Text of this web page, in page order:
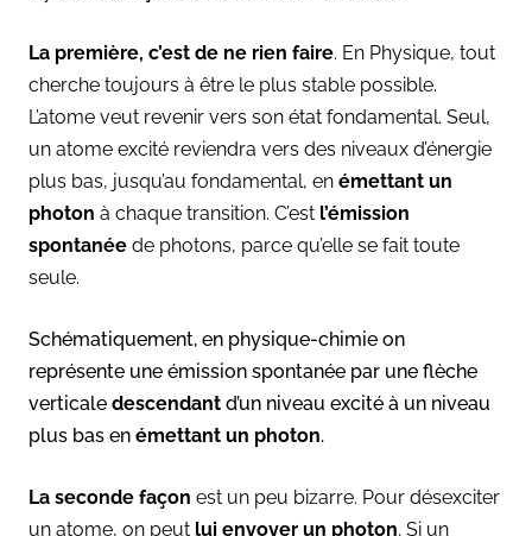
La première, c’est de ne rien faire. En Physique, tout
cherche toujours à être le plus stable possible.
L’atome veut revenir vers son état fondamental. Seul,
un atome excité reviendra vers des niveaux d’énergie
plus bas, jusqu’au fondamental, en émettant un
photon à chaque transition. C’est l’émission
spontanée de photons, parce qu’elle se fait toute
seule.
Schématiquement, en physique-chimie on
représente une émission spontanée par une flèche
verticale descendant d’un niveau excité à un niveau
plus bas en émettant un photon.
La seconde façon est un peu bizarre. Pour désexciter
un atome, on peut lui envoyer un photon. Si un